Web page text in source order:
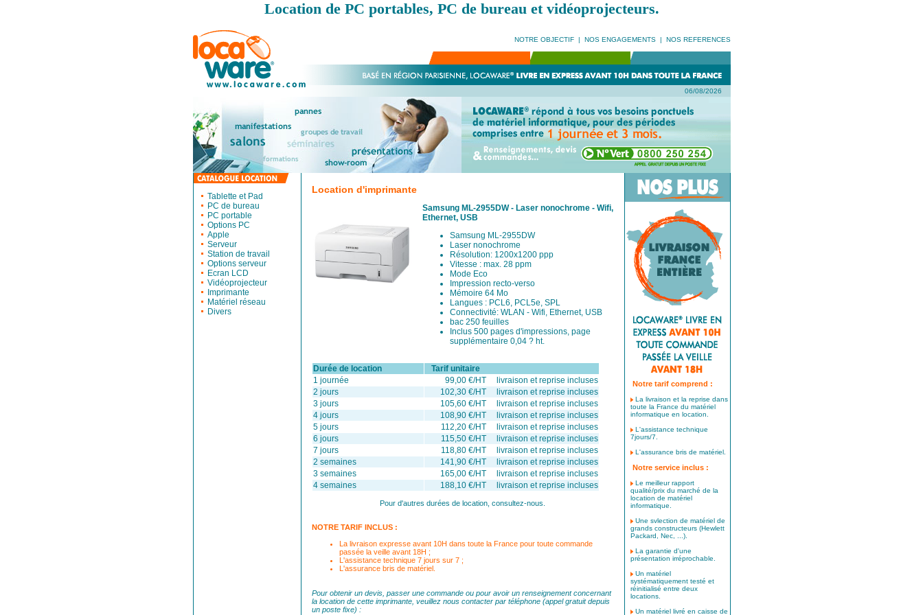
Location de PC portables, PC de bureau et vidéoprojecteurs.
NOTRE OBJECTIF| NOS ENGAGEMENTS| NOS REFERENCES
06/08/2026
Tablette et Pad
PC de bureau
PC portable
Options PC
Apple
Serveur
Station de travail
Options serveur
Ecran LCD
Vidéoprojecteur
Imprimante
Matériel réseau
Divers
Location d'imprimante
Samsung ML-2955DW - Laser nonochrome - Wifi,
Ethernet, USB
Samsung ML-2955DW
Laser nonochrome
Résolution: 1200x1200 ppp
Vitesse : max. 28 ppm
Mode Eco
Impression recto-verso
Mémoire 64 Mo
Langues : PCL6, PCL5e, SPL
Connectivité: WLAN - Wifi, Ethernet, USB
bac 250 feuilles
Inclus 500 pages d'impressions, page
supplémentaire 0,04 ? ht.
Durée de location
Tarif unitaire
1 journée
99,00 €/HT livraison et reprise incluses
2 jours
102,30 €/HT livraison et reprise incluses
3 jours
105,60 €/HT livraison et reprise incluses
4 jours
108,90 €/HT livraison et reprise incluses
5 jours
112,20 €/HT livraison et reprise incluses
6 jours
115,50 €/HT livraison et reprise incluses
7 jours
118,80 €/HT livraison et reprise incluses
2 semaines
141,90 €/HT livraison et reprise incluses
3 semaines
165,00 €/HT livraison et reprise incluses
4 semaines
188,10 €/HT livraison et reprise incluses
Pour d'autres durées de location, consultez-nous.
NOTRE TARIF INCLUS :
La livraison expresse avant 10H dans toute la France pour toute commande
passée la veille avant 18H ;
L'assistance technique 7 jours sur 7 ;
L'assurance bris de matériel.
Pour obtenir un devis, passer une commande ou pour avoir un renseignement concernant
la location de cette imprimante, veuillez nous contacter par téléphone (appel gratuit depuis
un poste fixe) :
Notre tarif comprend :
La livraison et la reprise dans
toute la France du matériel
informatique en location.
L'assistance technique
7jours/7.
L'assurance bris de matériel.
Notre service inclus :
Le meilleur rapport
qualité/prix du marché de la
location de matériel
informatique.
Une svlection de matériel de
grands constructeurs (Hewlett
Packard, Nec, ...).
La garantie d'une
présentation irréprochable.
Un matériel
systématiquement testé et
réinitialisé entre deux
locations.
Un matériel livré en caisse de